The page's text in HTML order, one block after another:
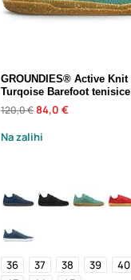
GROUNDIES® Active Knit
Turqoise Barefoot tenisice
120,0 €84,0 €
Na zalihi
36 37 38 39
40